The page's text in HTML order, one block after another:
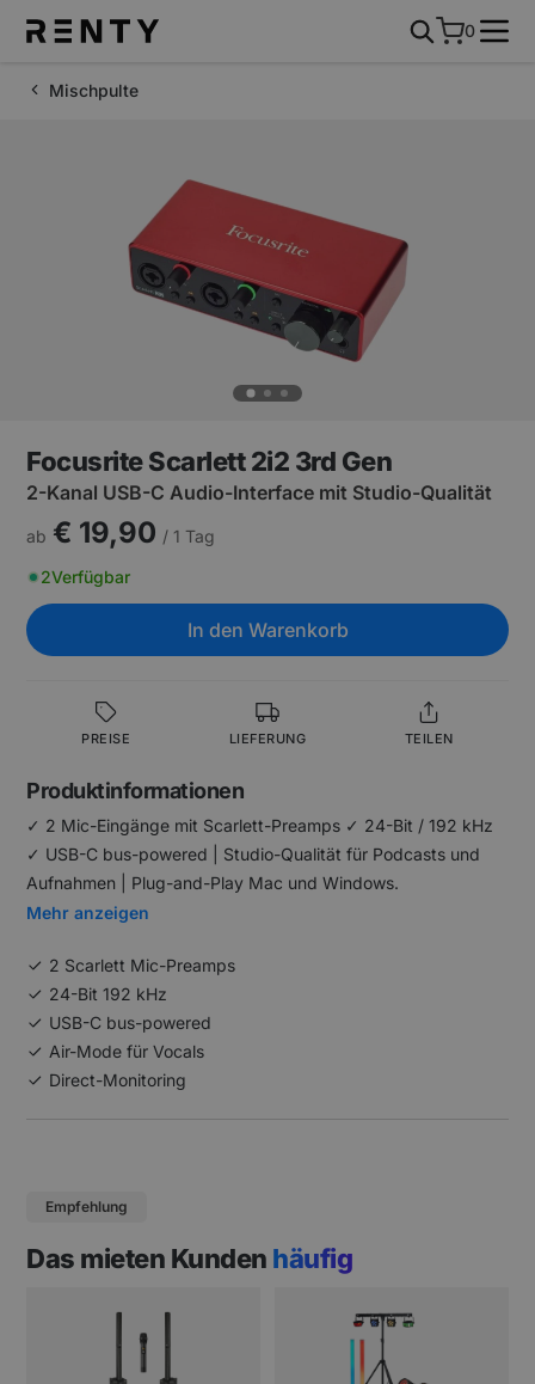
0
Mischpulte
Focusrite Scarlett 2i2 3rd Gen
2-Kanal USB-C Audio-Interface mit Studio-Qualität
ab € 19,90 / 1 Tag
2Verfügbar
In den Warenkorb
PREISE LIEFERUNG TEILEN
Produktinformationen
✓ 2 Mic-Eingänge mit Scarlett-Preamps ✓ 24-Bit / 192 kHz
✓ USB-C bus-powered | Studio-Qualität für Podcasts und
Aufnahmen | Plug-and-Play Mac und Windows.
Mehr anzeigen
2 Scarlett Mic-Preamps
24-Bit 192 kHz
USB-C bus-powered
Air-Mode für Vocals
Direct-Monitoring
Empfehlung
Das mieten Kunden häufig